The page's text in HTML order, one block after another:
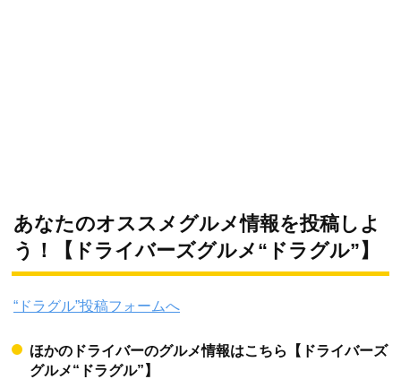
あなたのオススメグルメ情報を投稿しよ
う！【ドライバーズグルメ“ドラグル”】
“ドラグル”投稿フォームへ
ほかのドライバーのグルメ情報はこちら【ドライバーズ
グルメ“ドラグル”】